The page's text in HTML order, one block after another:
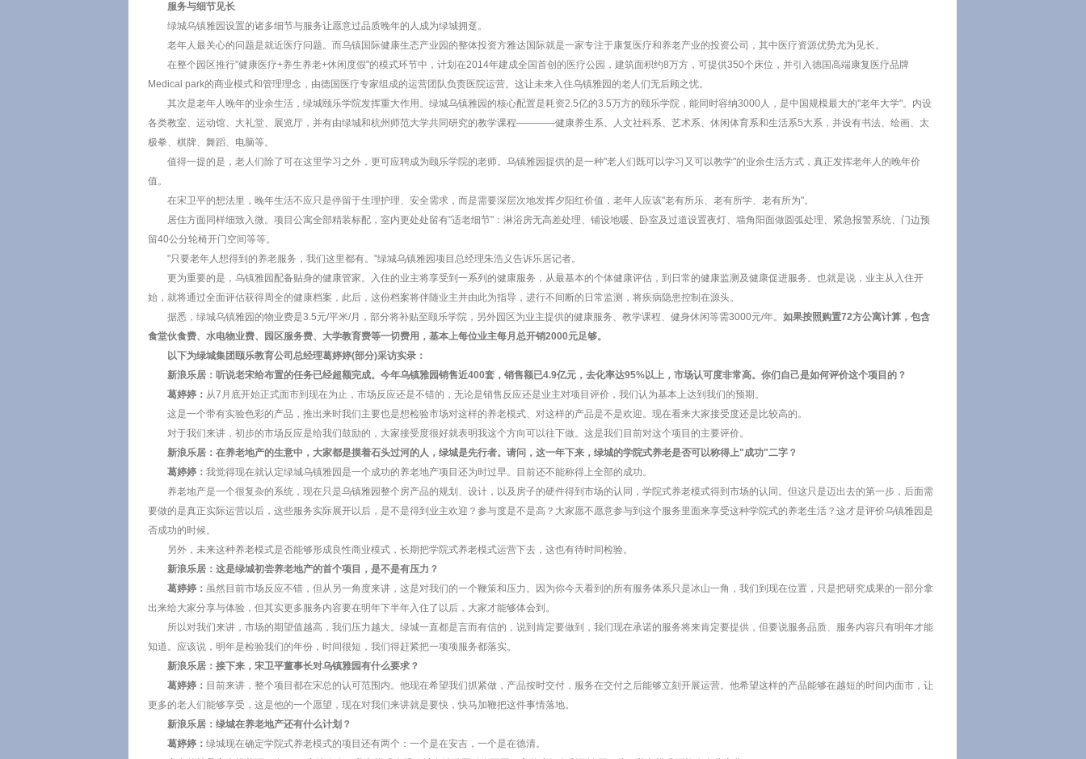
服务与细节见长
绿城乌镇雅园设置的诸多细节与服务让愿意过品质晚年的人成为绿城拥趸。
老年人最关心的问题是就近医疗问题。而乌镇国际健康生态产业园的整体投资方雅达国际就是一家专注于康复医疗和养老产业的投资公司，其中医疗资源优势尤为见长。
在整个园区推行"健康医疗+养生养老+休闲度假"的模式环节中，计划在2014年建成全国首创的医疗公园，建筑面积约8万方，可提供350个床位，并引入德国高端康复医疗品牌
Medical park的商业模式和管理理念，由德国医疗专家组成的运营团队负责医院运营。这让未来入住乌镇雅园的老人们无后顾之忧。
其次是老年人晚年的业余生活，绿城颐乐学院发挥重大作用。绿城乌镇雅园的核心配置是耗资2.5亿的3.5万方的颐乐学院，能同时容纳3000人，是中国规模最大的"老年大学"。内设
各类教室、运动馆、大礼堂、展览厅，并有由绿城和杭州师范大学共同研究的教学课程————健康养生系、人文社科系、艺术系、休闲体育系和生活系5大系，并设有书法、绘画、太
极拳、棋牌、舞蹈、电脑等。
值得一提的是，老人们除了可在这里学习之外，更可应聘成为颐乐学院的老师。乌镇雅园提供的是一种"老人们既可以学习又可以教学"的业余生活方式，真正发挥老年人的晚年价
值。
在宋卫平的想法里，晚年生活不应只是停留于生理护理、安全需求，而是需要深层次地发挥夕阳红价值，老年人应该"老有所乐、老有所学、老有所为"。
居住方面同样细致入微。项目公寓全部精装标配，室内更处处留有"适老细节"：淋浴房无高差处理、铺设地暖、卧室及过道设置夜灯、墙角阳面做圆弧处理、紧急报警系统、门边预
留40公分轮椅开门空间等等。
"只要老年人想得到的养老服务，我们这里都有。"绿城乌镇雅园项目总经理朱浩义告诉乐居记者。
更为重要的是，乌镇雅园配备贴身的健康管家。入住的业主将享受到一系列的健康服务，从最基本的个体健康评估，到日常的健康监测及健康促进服务。也就是说，业主从入住开
始，就将通过全面评估获得周全的健康档案，此后，这份档案将伴随业主并由此为指导，进行不间断的日常监测，将疾病隐患控制在源头。
据悉，绿城乌镇雅园的物业费是3.5元/平米/月，部分将补贴至颐乐学院，另外园区为业主提供的健康服务、教学课程、健身休闲等需3000元/年。 如果按照购置72方公寓计算，包含
食堂伙食费、水电物业费、园区服务费、大学教育费等一切费用，基本上每位业主每月总开销2000元足够。
以下为绿城集团颐乐教育公司总经理葛婷婷(部分)采访实录：
新浪乐居：听说老宋给布置的任务已经超额完成。今年乌镇雅园销售近400套，销售额已4.9亿元，去化率达95%以上，市场认可度非常高。你们自己是如何评价这个项目的？
葛婷婷： 从7月底开始正式面市到现在为止，市场反应还是不错的，无论是销售反应还是业主对项目评价，我们认为基本上达到我们的预期。
这是一个带有实验色彩的产品，推出来时我们主要也是想检验市场对这样的养老模式、对这样的产品是不是欢迎。现在看来大家接受度还是比较高的。
对于我们来讲，初步的市场反应是给我们鼓励的，大家接受度很好就表明我这个方向可以往下做。这是我们目前对这个项目的主要评价。
新浪乐居：在养老地产的生意中，大家都是摸着石头过河的人，绿城是先行者。请问，这一年下来，绿城的学院式养老是否可以称得上"成功"二字？
葛婷婷： 我觉得现在就认定绿城乌镇雅园是一个成功的养老地产项目还为时过早。目前还不能称得上全部的成功。
养老地产是一个很复杂的系统，现在只是乌镇雅园整个房产品的规划、设计，以及房子的硬件得到市场的认同，学院式养老模式得到市场的认同。但这只是迈出去的第一步，后面需
要做的是真正实际运营以后，这些服务实际展开以后，是不是得到业主欢迎？参与度是不是高？大家愿不愿意参与到这个服务里面来享受这种学院式的养老生活？这才是评价乌镇雅园是
否成功的时候。
另外，未来这种养老模式是否能够形成良性商业模式，长期把学院式养老模式运营下去，这也有待时间检验。
新浪乐居：这是绿城初尝养老地产的首个项目，是不是有压力？
葛婷婷： 虽然目前市场反应不错，但从另一角度来讲，这是对我们的一个鞭策和压力。因为你今天看到的所有服务体系只是冰山一角，我们到现在位置，只是把研究成果的一部分拿
出来给大家分享与体验，但其实更多服务内容要在明年下半年入住了以后，大家才能够体会到。
所以对我们来讲，市场的期望值越高，我们压力越大。绿城一直都是言而有信的，说到肯定要做到，我们现在承诺的服务将来肯定要提供，但要说服务品质、服务内容只有明年才能
知道。应该说，明年是检验我们的年份，时间很短，我们得赶紧把一项项服务都落实。
新浪乐居：接下来，宋卫平董事长对乌镇雅园有什么要求？
葛婷婷： 目前来讲，整个项目都在宋总的认可范围内。他现在希望我们抓紧做，产品按时交付，服务在交付之后能够立刻开展运营。他希望这样的产品能够在越短的时间内面市，让
更多的老人们能够享受，这是他的一个愿望，现在对我们来讲就是要快，快马加鞭把这件事情落地。
新浪乐居：绿城在养老地产还有什么计划？
葛婷婷： 绿城现在确定学院式养老模式的项目还有两个：一个是在安吉，一个是在德清。